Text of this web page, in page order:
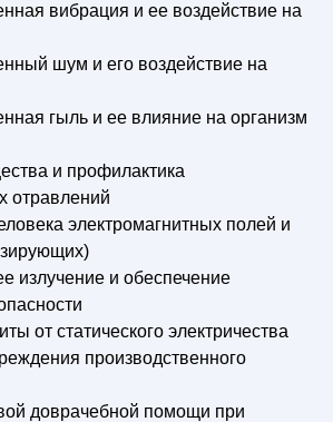
вибрация и ее воздействие на
шум и его воздействие на
гыль и ее влияние на организм
и профилактика
отравлений
электромагнитных полей и
и обеспечение
от статического электричества
производственного
доврачебной помощи при